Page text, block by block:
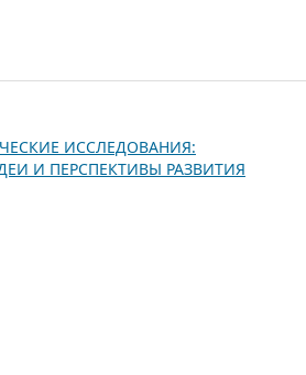
ИССЛЕДОВАНИЯ:
И ПЕРСПЕКТИВЫ РАЗВИТИЯ